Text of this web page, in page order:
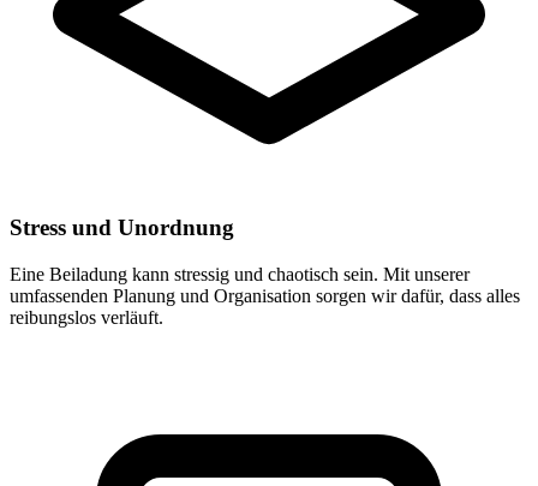
Stress und Unordnung
Eine Beiladung kann stressig und chaotisch sein. Mit unserer
umfassenden Planung und Organisation sorgen wir dafür, dass alles
reibungslos verläuft.